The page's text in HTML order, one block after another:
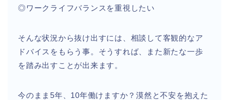
◎ワークライフバランスを重視したい
そんな状況から抜け出すには、相談して客観的なア
ドバイスをもらう事。そうすれば、また新たな一歩
を踏み出すことが出来ます。
今のまま5年、10年働けますか？漠然と不安を抱えた